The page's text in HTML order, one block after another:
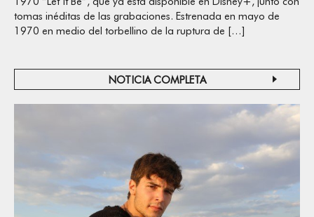
tomas inéditas de las grabaciones. Estrenada en mayo de
1970 en medio del torbellino de la ruptura de […]
NOTICIA COMPLETA